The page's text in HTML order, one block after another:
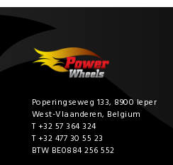
Poperingseweg 133, 8900 Ieper
West-Vlaanderen, Belgium
T +32 57 364 324
T +32 477 30 55 23
BTW BE0884 256 552